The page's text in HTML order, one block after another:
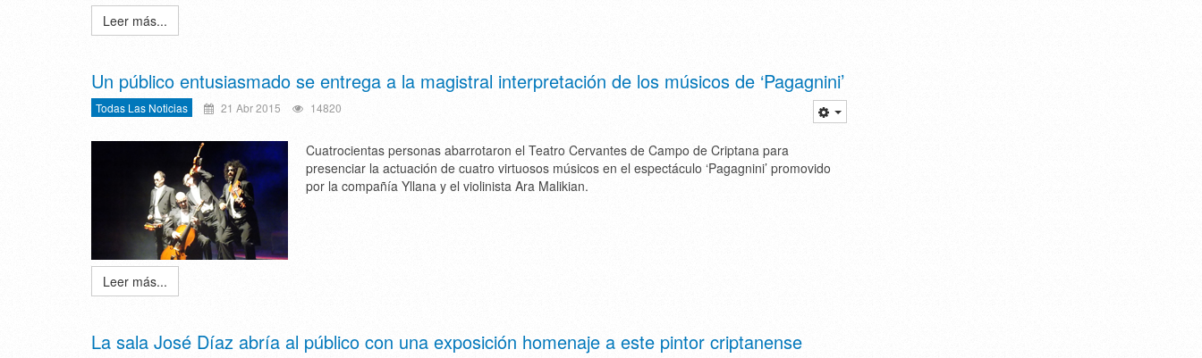
Leer más...
Un público entusiasmado se entrega a la magistral interpretación de los músicos de ‘Pagagnini’
Todas Las Noticias 21 Abr 2015 14820
Cuatrocientas personas abarrotaron el Teatro Cervantes de Campo de Criptana para
presenciar la actuación de cuatro virtuosos músicos en el espectáculo ‘Pagagnini’ promovido
por la compañía Yllana y el violinista Ara Malikian.
Leer más...
La sala José Díaz abría al público con una exposición homenaje a este pintor criptanense